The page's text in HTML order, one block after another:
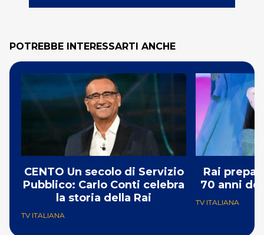
POTREBBE INTERESSARTI ANCHE
CENTO Un secolo di Servizio
Pubblico: Carlo Conti celebra
la storia della Rai
TV ITALIANA
Rai
70 anni
TV ITALIANA